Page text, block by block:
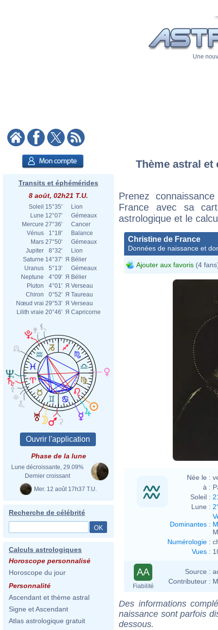
Une
Transits et éphémérides
8 août, 02h21 T.U.
Soleil 15°35'
Lion
Lune 12°07'
Gémeaux
Mercure 27°36'
Cancer
Vénus
1°18'
Balance
Mars 27°50'
Gémeaux
Jupiter
8°32'
Lion
Saturne 14°37' Я Bélier
Uranus
5°13'
Gémeaux
Neptune
4°09' Я Bélier
Pluton
4°01' Я Verseau
Chiron
0°52' Я Taureau
Nœud vrai 29°53' Я Verseau
Lilith vraie 20°46' Я Capricorne
Phase de la lune
Lune décroissante, 29.09%
Dernier croissant
Mer. 12 août 17h37 T.U.
Recherche de célébrité
Calculs astrologiques
Horoscope personnalisé
Horoscope du jour
Personnalité
Ascendant et thème astral
Signe et Ascendant
Atlas astrologique gratuit
Thème astral et
Prenez
France avec sa
astrologique et le
Christine de France
Données de naissance et
Ajouter aux favoris (4
Née le :
à :
Soleil :
Lune :
Dominantes :
Numérologie :
Vues :
AA
Fiabilité
Source :
Contributeur :
Des informations
naissance sont parfois
dessous.